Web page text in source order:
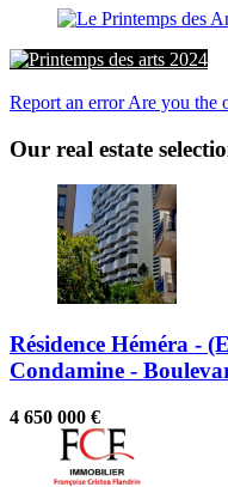
Report an errorAre you the
Our real estate
Résidence Héméra -
Condamine -
4 650 000 €